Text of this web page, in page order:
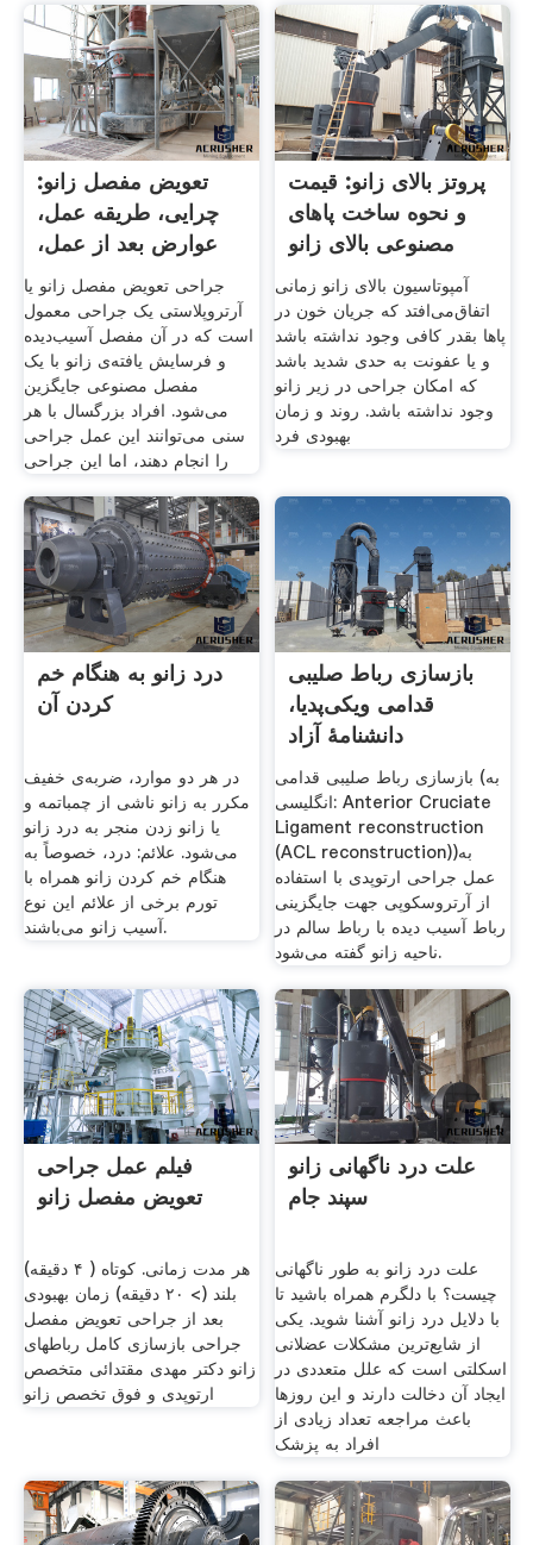
تعویض مفصل زانو:
چرایی، طریقه عمل،
عوارض بعد از عمل،
کاهش
جراحی تعویض مفصل زانو یا
آرتروپلاستی یک جراحی معمول
است که در آن مفصل آسیب‌دیده
و فرسایش یافته‌ی زانو با یک
مفصل مصنوعی جایگزین
می‌شود. افراد بزرگسال با هر
سنی می‌توانند این عمل جراحی
را انجام دهند، اما این جراحی
پروتز بالای زانو: قیمت
و نحوه ساخت پاهای
مصنوعی بالای زانو
آمپوتاسیون بالای زانو زمانی
اتفاق‌می‌افتد که جریان خون در
پاها بقدر کافی وجود نداشته باشد
و یا عفونت به حدی شدید باشد
که امکان جراحی در زیر زانو
وجود نداشته باشد. روند و زمان
بهبودی فرد
درد زانو به هنگام خم
کردن آن
در هر دو موارد، ضربه‌ی خفیف
مکرر به زانو ناشی از چمباتمه و
یا زانو زدن منجر به درد زانو
می‌شود. علائم: درد، خصوصاً به
هنگام خم کردن زانو همراه با
تورم برخی از علائم این نوع
آسیب زانو می‌باشند.
بازسازی رباط صلیبی
قدامی ویکی‌پدیا،
دانشنامهٔ آزاد
بازسازی رباط صلیبی قدامی (به
انگلیسی: Anterior Cruciate
Ligament reconstruction
(ACL reconstruction))به
عمل جراحی ارتوپدی با استفاده
از آرتروسکوپی جهت جایگزینی
رباط آسیب دیده با رباط سالم در
ناحیه زانو گفته می‌شود.
فیلم عمل جراحی
تعویض مفصل زانو
هر مدت زمانی. کوتاه ( ۴ دقیقه)
بلند (> ۲۰ دقیقه) زمان بهبودی
بعد از جراحی تعویض مفصل
جراحی بازسازی کامل رباطهای
زانو دکتر مهدی مقتدائی متخصص
ارتوپدی و فوق تخصص زانو
علت درد ناگهانی زانو
سپند جام
علت درد زانو به طور ناگهانی
چیست؟ با دلگرم همراه باشید تا
با دلایل درد زانو آشنا شوید. یکی
از شایع‌ترین مشکلات عضلانی
اسکلتی است که علل متعددی در
ایجاد آن دخالت دارند و این روزها
باعث مراجعه تعداد زیادی از
افراد به پزشک